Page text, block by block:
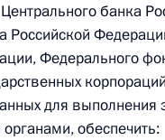
от 26.07.2026
в Федеральный закон
банка
Российской
Федерального
для
обеспечить: